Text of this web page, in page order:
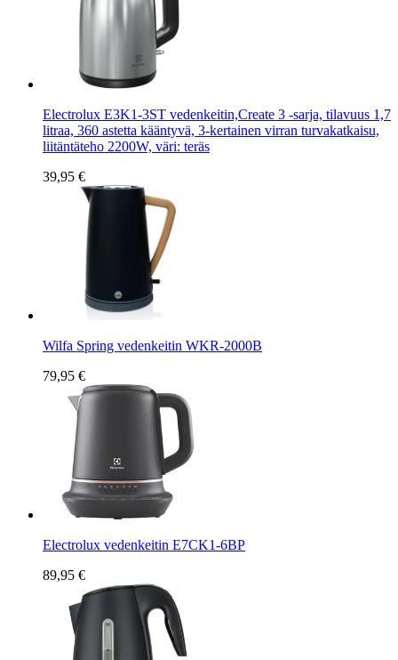
Electrolux E3K1-3ST vedenkeitin,Create 3 -sarja, tilavuus 1,7
litraa, 360 astetta kääntyvä, 3-kertainen virran turvakatkaisu,
liitäntäteho 2200W, väri: teräs
39,95 €
Wilfa Spring vedenkeitin WKR-2000B
79,95 €
Electrolux vedenkeitin E7CK1-6BP
89,95 €